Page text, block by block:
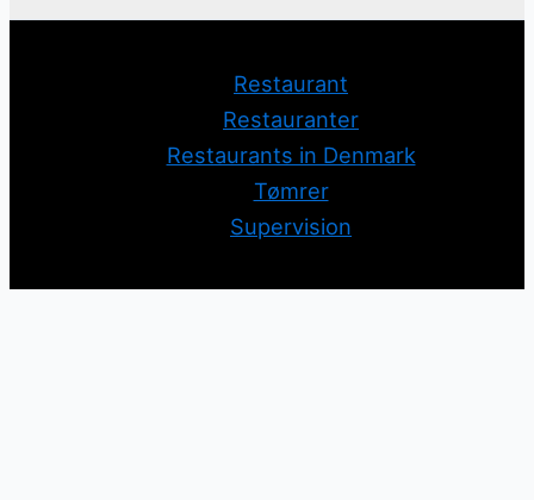
Restaurant
Restauranter
Restaurants in Denmark
Tømrer
Supervision